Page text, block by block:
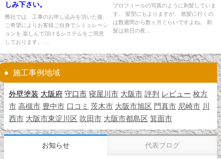
しみ下さい。
弊社では、工事のお申し込みを頂いた後、
ご希望によりお客様ご自身でシミュレーシ
ョンを 楽しんで頂けるシステムをご用意
しております。 ...
プロフィールの写真のように剃髪していま
す。 髪型にもよりますが、 散髪に行くの
は数週間から数ヶ月ぐらいですよね。 剃
髪は前日の夜...
施工事例地域
外壁塗装 大阪府 守口市 寝屋川市 大阪市 評判 レビュー 枚方
市 高槻市 豊中市 口コミ 茨木市 大阪市旭区 門真市 尼崎市
川
西市 大阪市東淀川区 吹田市 大阪市都島区 箕面市
お知らせ 代表ブログ